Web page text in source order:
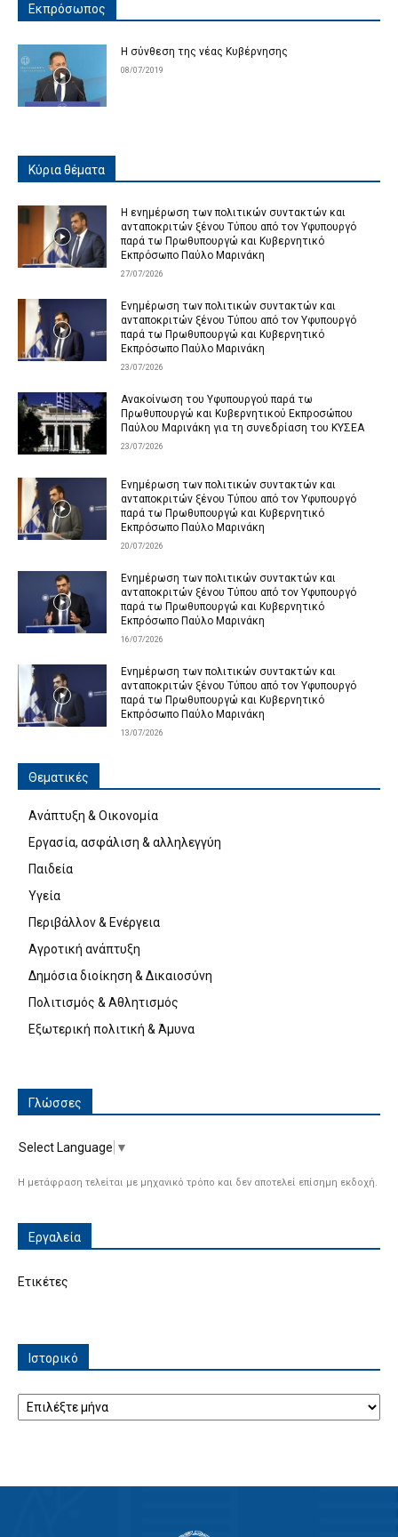
Εκπρόσωπος
Η σύνθεση της νέας Κυβέρνησης
08/07/2019
Κύρια θέματα
Η ενημέρωση των πολιτικών συντακτών και
ανταποκριτών ξένου Τύπου από τον Υφυπουργό
παρά τω Πρωθυπουργώ και Κυβερνητικό
Εκπρόσωπο Παύλο Μαρινάκη
27/07/2026
Ενημέρωση των πολιτικών συντακτών και
ανταποκριτών ξένου Τύπου από τον Υφυπουργό
παρά τω Πρωθυπουργώ και Κυβερνητικό
Εκπρόσωπο Παύλο Μαρινάκη
23/07/2026
Ανακοίνωση του Υφυπουργού παρά τω
Πρωθυπουργώ και Κυβερνητικού Εκπροσώπου
Παύλου Μαρινάκη για τη συνεδρίαση του ΚΥΣΕΑ
23/07/2026
Ενημέρωση των πολιτικών συντακτών και
ανταποκριτών ξένου Τύπου από τον Υφυπουργό
παρά τω Πρωθυπουργώ και Κυβερνητικό
Εκπρόσωπο Παύλο Μαρινάκη
20/07/2026
Ενημέρωση των πολιτικών συντακτών και
ανταποκριτών ξένου Τύπου από τον Υφυπουργό
παρά τω Πρωθυπουργώ και Κυβερνητικό
Εκπρόσωπο Παύλο Μαρινάκη
16/07/2026
Ενημέρωση των πολιτικών συντακτών και
ανταποκριτών ξένου Τύπου από τον Υφυπουργό
παρά τω Πρωθυπουργώ και Κυβερνητικό
Εκπρόσωπο Παύλο Μαρινάκη
13/07/2026
Θεματικές
Ανάπτυξη & Οικονομία
Εργασία, ασφάλιση & αλληλεγγύη
Παιδεία
Υγεία
Περιβάλλον & Ενέργεια
Αγροτική ανάπτυξη
Δημόσια διοίκηση & Δικαιοσύνη
Πολιτισμός & Αθλητισμός
Εξωτερική πολιτική & Άμυνα
Γλώσσες
Select Language ▼
Η μετάφραση τελείται με μηχανικό τρόπο και δεν αποτελεί επίσημη εκδοχή.
Εργαλεία
Ετικέτες
Ιστορικό
Ιστορικό